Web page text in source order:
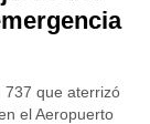
737 que aterrizó
el Aeropuerto